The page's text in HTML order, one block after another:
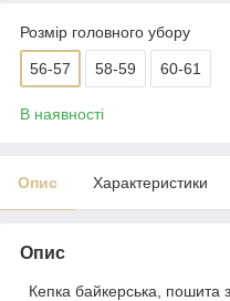
Розмір головного убору
56-57 58-59 60-61
В наявності
Опис Характеристики
Опис
Кепка байкерська, пошита